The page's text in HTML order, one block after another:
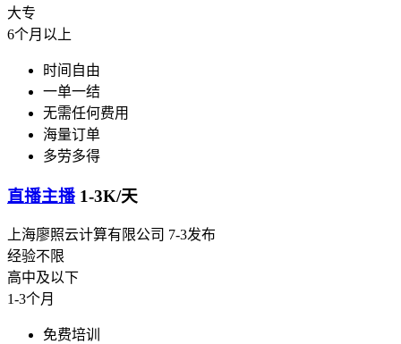
大专
6个月以上
时间自由
一单一结
无需任何费用
海量订单
多劳多得
直播主播 1-3K/天
上海廖照云计算有限公司 7-3发布
经验不限
高中及以下
1-3个月
免费培训